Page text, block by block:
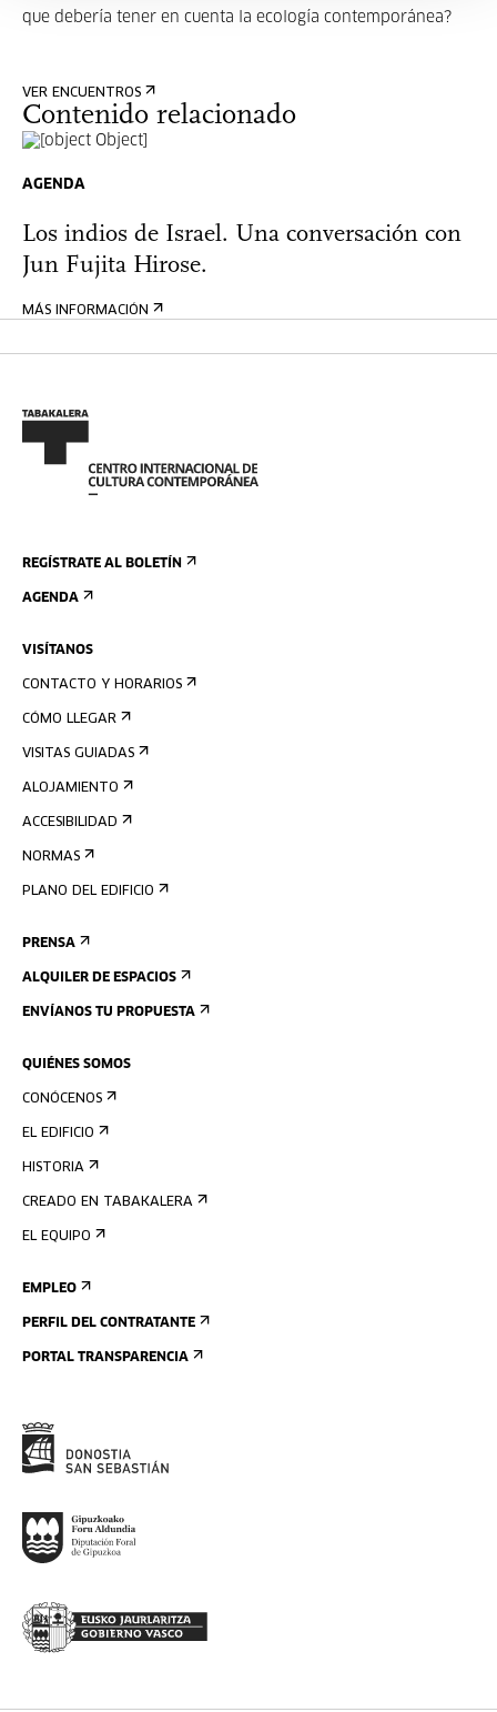
que debería tener en cuenta la ecología contemporánea?
VER ENCUENTROS
Contenido relacionado
AGENDA
Los indios de Israel. Una conversación con
Jun Fujita Hirose.
MÁS INFORMACIÓN
REGÍSTRATE AL BOLETÍN
AGENDA
VISÍTANOS
CONTACTO Y HORARIOS
CÓMO LLEGAR
VISITAS GUIADAS
ALOJAMIENTO
ACCESIBILIDAD
NORMAS
PLANO DEL EDIFICIO
PRENSA
ALQUILER DE ESPACIOS
ENVÍANOS TU PROPUESTA
QUIÉNES SOMOS
CONÓCENOS
EL EDIFICIO
HISTORIA
CREADO EN TABAKALERA
EL EQUIPO
EMPLEO
PERFIL DEL CONTRATANTE
PORTAL TRANSPARENCIA